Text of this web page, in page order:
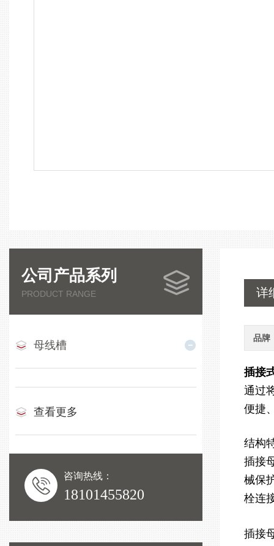
公司产品系列
PRODUCT RANGE
母线槽
查看更多
咨询热线：
18101455820
详
品牌
插接
通过
便捷
结构
插接
械保
栓连
插接